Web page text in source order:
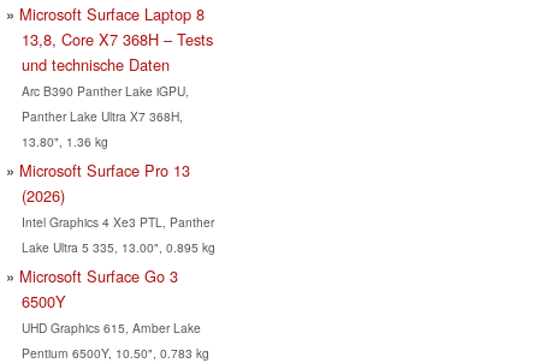
Microsoft Surface Laptop 8
13,8, Core X7 368H – Tests
und technische Daten
Arc B390 Panther Lake iGPU,
Panther Lake Ultra X7 368H,
13.80", 1.36 kg
Microsoft Surface Pro 13
(2026)
Intel Graphics 4 Xe3 PTL, Panther
Lake Ultra 5 335, 13.00", 0.895 kg
Microsoft Surface Go 3
6500Y
UHD Graphics 615, Amber Lake
Pentium 6500Y, 10.50", 0.783 kg